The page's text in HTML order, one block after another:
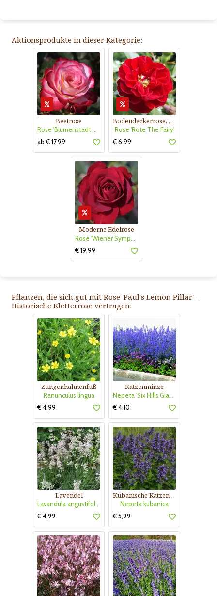
Aktionsprodukte in dieser Kategorie:
Beetrose
Rose 'Blumenstadt Tulln'
ab € 17,99
Bodendeckerrose, rot
Rose 'Rote The Fairy'
€ 6,99
Moderne Edelrose
Rose 'Wiener Symphoniker'
€ 19,99
Pflanzen, die sich gut mit Rose 'Paul's Lemon Pillar' -
Historische Kletterrose vertragen:
Zungenhahnenfuß
Ranunculus lingua
€ 4,99
Katzenminze
Nepeta 'Six Hills Giant'
€ 4,10
Lavendel
Lavandula angustifolia 'Rosea'
€ 4,99
Kubanische Katzenminze
Nepeta kubanica
€ 5,99